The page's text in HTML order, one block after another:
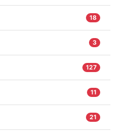
18
3
127
11
21